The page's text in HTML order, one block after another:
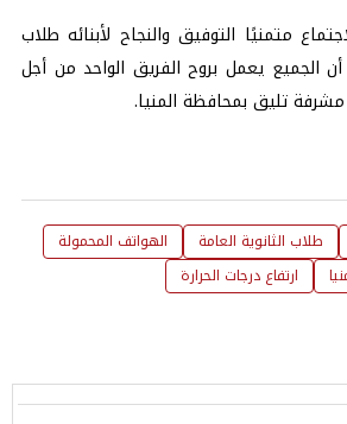
متمنيًا التوفيق والنجاح لأبنائه طلاب
أن الجميع يعمل بروح الفريق الواحد من أجل
مشرفة تليق بمحافظة المنيا.
طلاب الثانوية العامة
الهواتف المحمولة
ارتفاع درجات الحرارة